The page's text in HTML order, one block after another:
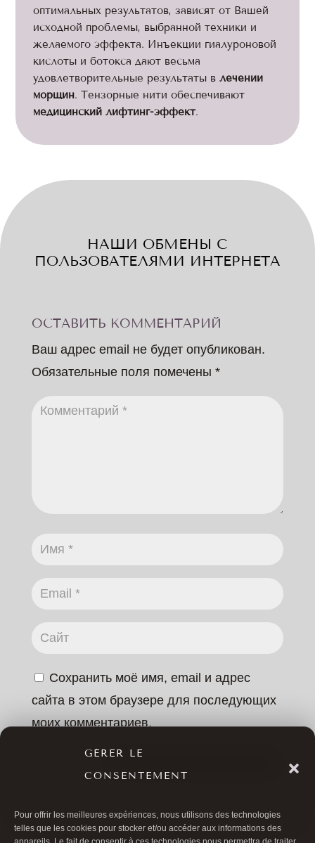
GÉRER LE
CONSENTEMENT
Pour offrir les meilleures expériences, nous utilisons des technologies
telles que les cookies pour stocker et/ou accéder aux informations des
оптимальных результатов, зависят от Вашей
исходной проблемы, выбранной техники и
желаемого эффекта. Инъекции гиалуроновой
кислоты и ботокса дают весьма
удовлетворительные результаты влечении
морщин. Тензорные нити обеспечивают
медицинский лифтинг-эффект.
НАШИ ОБМЕНЫ С
ПОЛЬЗОВАТЕЛЯМИ ИНТЕРНЕТА
ОСТАВИТЬ КОММЕНТАРИЙ
Ваш адрес email не будет опубликован.
Обязательные поля помечены *
Сохранить моё имя, email и адрес
сайта в этом браузере для последующих
моих комментариев.